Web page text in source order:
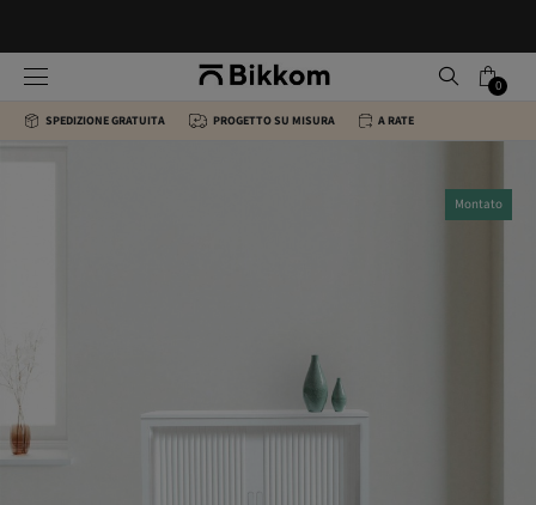
0
SPEDIZIONE GRATUITA PROGETTO SU MISURA A RATE
Montato